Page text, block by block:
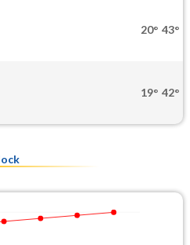
20° 43°
19° 42°